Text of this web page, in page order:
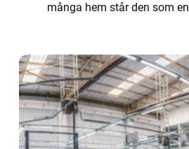
många hem står den som